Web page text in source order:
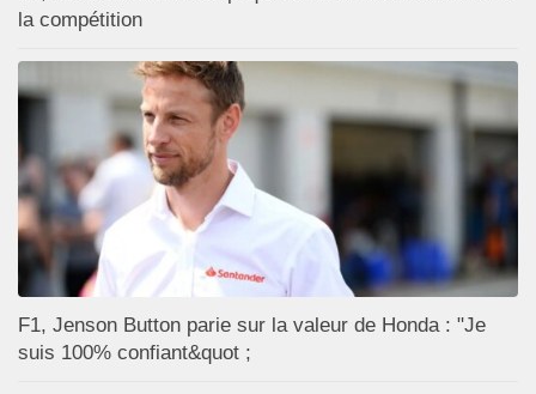
la compétition
F1, Jenson Button parie sur la valeur de Honda : "Je
suis 100% confiant&quot ;